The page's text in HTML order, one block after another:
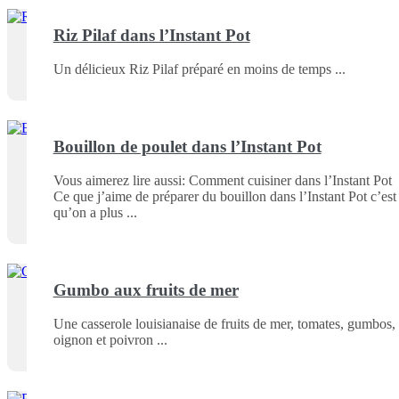
Riz Pilaf dans l’Instant Pot
Un délicieux Riz Pilaf préparé en moins de temps
Bouillon de poulet dans l’Instant Pot
Vous aimerez lire aussi: Comment cuisiner dans l’Instant Pot
Ce que j’aime de préparer du bouillon dans l’Instant Pot c’est
qu’on a plus
Gumbo aux fruits de mer
Une casserole louisianaise de fruits de mer, tomates, gumbos,
oignon et poivron